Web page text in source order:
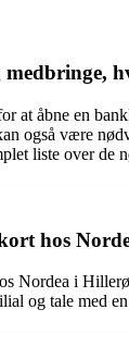
at åbne en
også være
liste over de
hos
Nordea i
og tale med